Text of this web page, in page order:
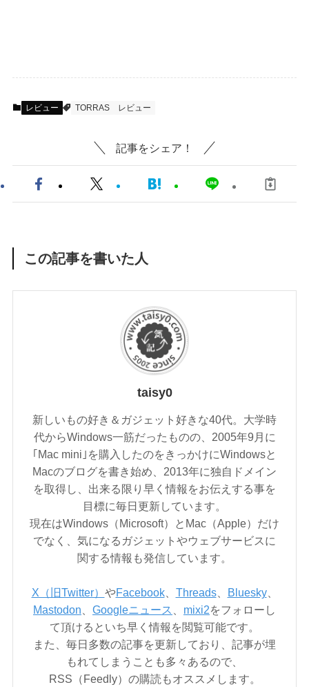
レビュー TORRAS レビュー
記事をシェア！
この記事を書いた人
taisy0
新しいもの好き＆ガジェット好きな40代。大学時
代からWindows一筋だったものの、2005年9月に
｢Mac mini｣を購入したのをきっかけにWindowsと
Macのブログを書き始め、2013年に独自ドメイン
を取得し、出来る限り早く情報をお伝えする事を
目標に毎日更新しています。
現在はWindows（Microsoft）とMac（Apple）だけ
でなく、気になるガジェットやウェブサービスに
関する情報も発信しています。
X（旧Twitter） やFacebook、 Threads、 Bluesky、
Mastodon
Googleニュース mixi2をフォローし
て頂けるといち早く情報を閲覧可能です。
また、毎日多数の記事を更新しており、記事が埋
もれてしまうことも多々あるので、
RSS（Feedly）の購読もオススメします。